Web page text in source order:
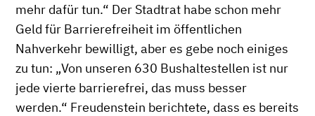
mehr dafür tun.“ Der Stadtrat habe schon mehr
Geld für Barrierefreiheit im öffentlichen
Nahverkehr bewilligt, aber es gebe noch einiges
zu tun: „Von unseren 630 Bushaltestellen ist nur
jede vierte barrierefrei, das muss besser
werden.“ Freudenstein berichtete, dass es bereits